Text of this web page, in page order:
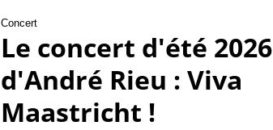
Concert
Le concert d'été 2026
d'André Rieu : Viva
Maastricht !